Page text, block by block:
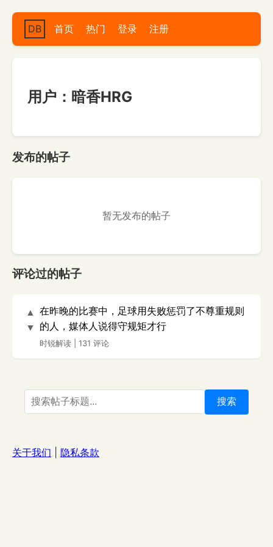
DB 首页 热门 登录 注册
用户：暗香HRG
发布的帖子
暂无发布的帖子
评论过的帖子
▲
▼
在昨晚的比赛中，足球用失败惩罚了不尊重规则
的人，媒体人说得守规矩才行
时锐解读 131 评论
搜索
关于我们 隐私条款